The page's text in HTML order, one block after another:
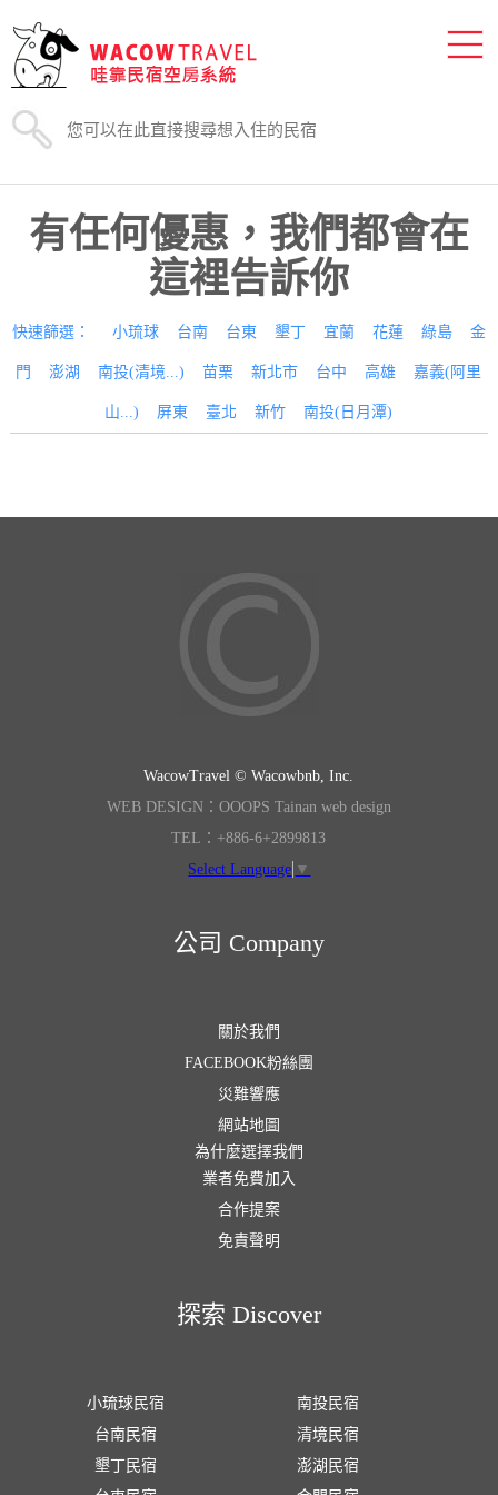
有任何優惠，我們都會在
這裡告訴你
快速篩選： 小琉球 台南 台東 墾丁 宜蘭 花蓮 綠島 金
門 澎湖 南投(清境...) 苗栗 新北市 台中 高雄 嘉義(阿里
山...) 屏東 臺北 新竹 南投(日月潭)
WacowTravel © Wacowbnb, Inc.
WEB DESIGN：OOOPS Tainan web design
TEL：+886-6+2899813
Select Language ▼
公司 Company
關於我們
FACEBOOK粉絲團
災難響應
網站地圖
為什麼選擇我們
業者免費加入
合作提案
免責聲明
探索 Discover
小琉球民宿
台南民宿
墾丁民宿
南投民宿
清境民宿
澎湖民宿